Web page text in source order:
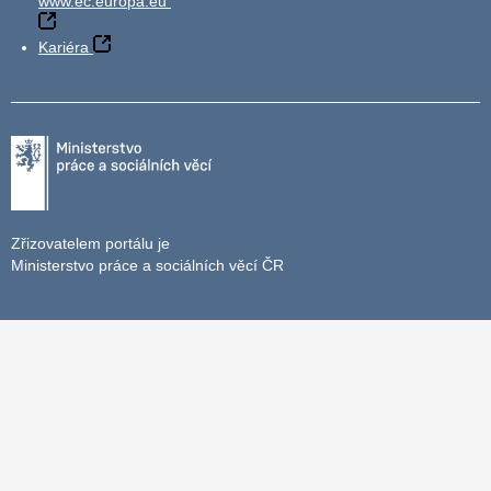
Kariéra
Zřizovatelem portálu je
Ministerstvo práce a sociálních věcí ČR